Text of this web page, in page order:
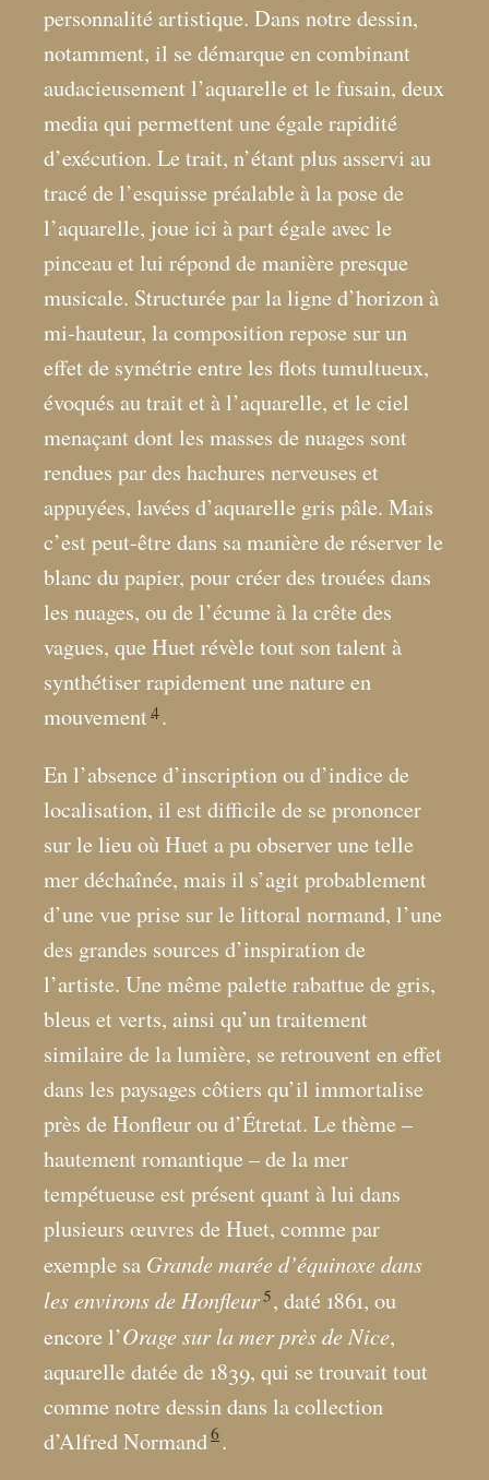
personnalité artistique. Dans notre dessin,
notamment, il se démarque en combinant
audacieusement l’aquarelle et le fusain, deux
media qui permettent une égale rapidité
d’exécution. Le trait, n’étant plus asservi au
tracé de l’esquisse préalable à la pose de
l’aquarelle, joue ici à part égale avec le
pinceau et lui répond de manière presque
musicale. Structurée par la ligne d’horizon à
mi-hauteur, la composition repose sur un
effet de symétrie entre les flots tumultueux,
évoqués au trait et à l’aquarelle, et le ciel
menaçant dont les masses de nuages sont
rendues par des hachures nerveuses et
appuyées, lavées d’aquarelle gris pâle. Mais
c’est peut-être dans sa manière de réserver le
blanc du papier, pour créer des trouées dans
les nuages, ou de l’écume à la crête des
vagues, que Huet révèle tout son talent à
synthétiser rapidement une nature en
mouvement 4 .
En l’absence d’inscription ou d’indice de
localisation, il est difficile de se prononcer
sur le lieu où Huet a pu observer une telle
mer déchaînée, mais il s’agit probablement
d’une vue prise sur le littoral normand, l’une
des grandes sources d’inspiration de
l’artiste. Une même palette rabattue de gris,
bleus et verts, ainsi qu’un traitement
similaire de la lumière, se retrouvent en effet
dans les paysages côtiers qu’il immortalise
près de Honfleur ou d’Étretat. Le thème –
hautement romantique – de la mer
tempétueuse est présent quant à lui dans
plusieurs œuvres de Huet, comme par
exemple sa Grande marée d’équinoxe dans
les environs de Honfleur 5, daté 1861, ou
encore l’Orage sur la mer près de Nice,
aquarelle datée de 1839, qui se trouvait tout
comme notre dessin dans la collection
d’Alfred Normand6 .